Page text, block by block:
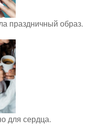
праздничный образ.
для сердца.